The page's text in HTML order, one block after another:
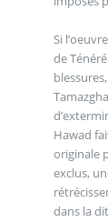
Si
de
Hawad
originale
exclus,
dans la